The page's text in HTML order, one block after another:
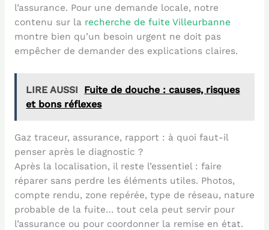
l’assurance. Pour une demande locale, notre
contenu sur la recherche de fuite Villeurbanne
montre bien qu’un besoin urgent ne doit pas
empêcher de demander des explications claires.
LIRE AUSSI
Fuite de douche : causes, risques
et bons réflexes
Gaz traceur, assurance, rapport : à quoi faut-il
penser après le diagnostic ?
Après la localisation, il reste l’essentiel : faire
réparer sans perdre les éléments utiles. Photos,
compte rendu, zone repérée, type de réseau, nature
probable de la fuite… tout cela peut servir pour
l’assurance ou pour coordonner la remise en état.